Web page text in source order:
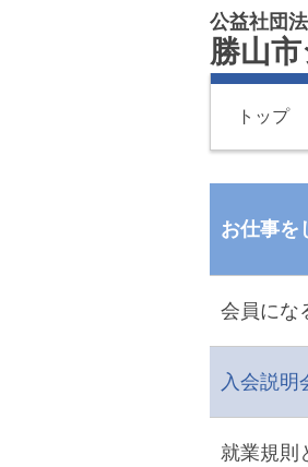
公益社団
勝山
トップ
お仕事を
会員にな
入会説明
就業規則